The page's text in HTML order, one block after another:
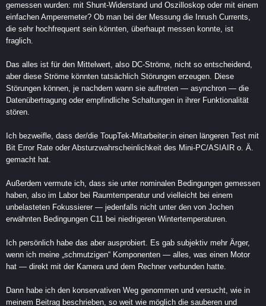
gemessen wurden: mit Shunt-Widerstand und Oszilloskop oder mit einem
einfachen Amperemeter? Ob man bei der Messung die Inrush Currents,
die sehr hochfrequent sein könnten, überhaupt messen konnte, ist
fraglich.
Das alles ist für den Mittelwert, also DC-Ströme, nicht so entscheidend,
aber diese Ströme könnten tatsächlich Störungen erzeugen. Diese
Störungen können, je nachdem wann sie auftreten — asynchron — die
Datenübertragung oder empfindliche Schaltungen in ihrer Funktionalität
stören.
Ich bezweifle, dass der/die ToupTek-Mitarbeiter:in einen längeren Test mit
Bit Error Rate oder Absturzwahrscheinlichkeit des Mini-PC/ASIAIR o. Ä.
gemacht hat.
Außerdem vermute ich, dass sie unter nominalen Bedingungen gemessen
haben, also im Labor bei Raumtemperatur und vielleicht bei einem
unbelasteten Fokussierer — jedenfalls nicht unter den von Jochen
erwähnten Bedingungen C11 bei niedrigeren Wintertemperaturen.
Ich persönlich habe das aber ausprobiert. Es gab subjektiv mehr Ärger,
wenn ich meine „schmutzigen“ Komponenten — alles, was einen Motor
hat — direkt mit der Kamera und dem Rechner verbunden hatte.
Dann habe ich den konservativen Weg genommen und versucht, wie in
meinem Beitrag beschrieben, so weit wie möglich die sauberen und